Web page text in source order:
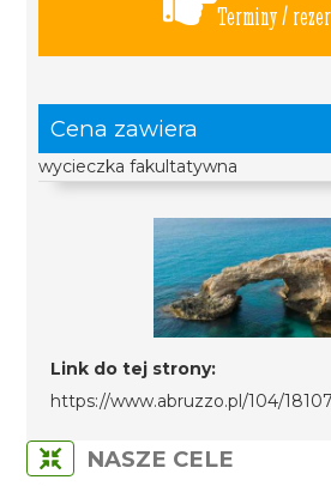
Terminy /
Cena zawiera
wycieczka fakultatywna
Link do tej strony:
https://www.abruzzo.pl/104/18107
NASZE CELE